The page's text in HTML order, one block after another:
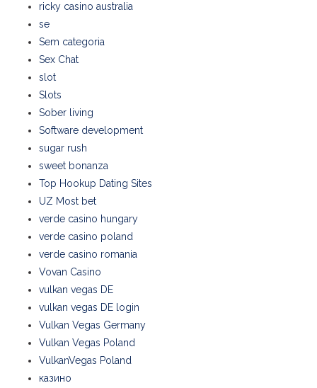
ricky casino australia
se
Sem categoria
Sex Chat
slot
Slots
Sober living
Software development
sugar rush
sweet bonanza
Top Hookup Dating Sites
UZ Most bet
verde casino hungary
verde casino poland
verde casino romania
Vovan Casino
vulkan vegas DE
vulkan vegas DE login
Vulkan Vegas Germany
Vulkan Vegas Poland
VulkanVegas Poland
казино